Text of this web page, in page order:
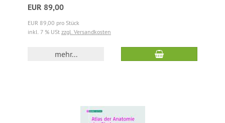
EUR 89,00
EUR 89,00 pro Stück
inkl. 7 % USt zzgl. Versandkosten
mehr...